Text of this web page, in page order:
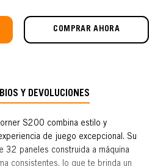
COMPRAR AHORA
Y DEVOLUCIONES
S200 combina estilo y
de juego excepcional. Su
32 paneles construida a máquina
consistentes, lo que te brinda un